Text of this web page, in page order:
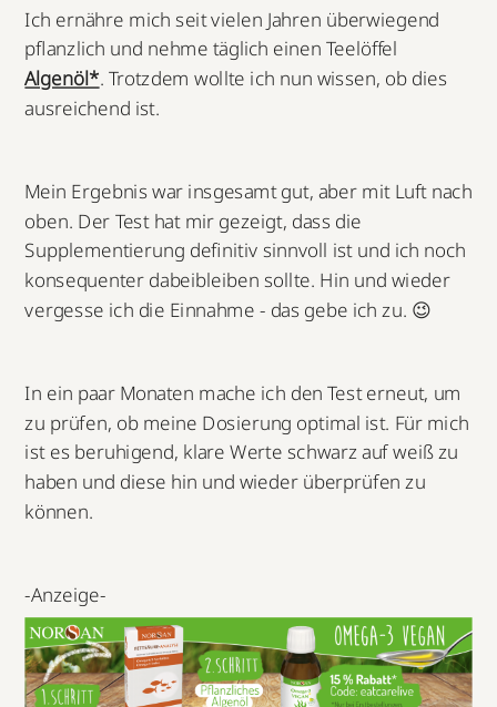
Ich ernähre mich seit vielen Jahren überwiegend
pflanzlich und nehme täglich einen Teelöffel
Algenöl*. Trotzdem wollte ich nun wissen, ob dies
ausreichend ist.
Mein Ergebnis war insgesamt gut, aber mit Luft nach
oben. Der Test hat mir gezeigt, dass die
Supplementierung definitiv sinnvoll ist und ich noch
konsequenter dabeibleiben sollte. Hin und wieder
vergesse ich die Einnahme - das gebe ich zu. 😉
In ein paar Monaten mache ich den Test erneut, um
zu prüfen, ob meine Dosierung optimal ist. Für mich
ist es beruhigend, klare Werte schwarz auf weiß zu
haben und diese hin und wieder überprüfen zu
können.
-Anzeige-